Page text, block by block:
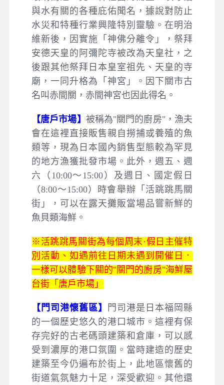
與水有關的各種庇佑聞名，據說對防止
水災和特種行業興隆特別靈驗。在明治
維新後，因實施「神佛分離令」，祭拜
安德天皇的阿彌陀寺被改為天皇社，之
後跟其他祭拜日本皇室祖先、天皇的寺
廟，一同升格為「神宮」。因下關市古
名叫赤間關，赤間神宮也因此得名。
【唐戶市場】 被稱為"關門的廚房"，漁夫
會在這裡直接販售親自撈捕或養殖的魚
類等，現為日本國內銷售型態較為罕見
的地方漁獲批發市場。此外，週五、週
六（10:00～15:00）及週日、國定假日
（8:00～15:00）時會舉辦「活跳跳馬關
街」，可以在露天攤販當場品嘗新鮮的
魚貝類海鮮。
※活跳跳馬關街為每個周末·假日主催特
別活動、如遇前往日期未遇到開催日．
一樣可以體驗下關的"關門的廚房"海鮮屋
台街「唐戶市場」
【門司港懷舊區】
門司港是日本福岡縣
的一個歷史悠久的港口城市。這裡有保
存完好的古老碼頭建築和倉庫，可以感
受到濃厚的港口氛圍。當時建造的歷史
建築至今仍遍布於街上，此地區懷舊的
街道氣氛魅力十足，深受歡迎。其他還